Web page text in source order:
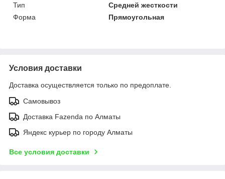
Тип
Средней жесткости
Форма
Прямоугольная
Условия доставки
Доставка осуществляется только по предоплате.
Самовывоз
Доставка Fazenda по Алматы
Яндекс курьер по городу Алматы
Все условия доставки